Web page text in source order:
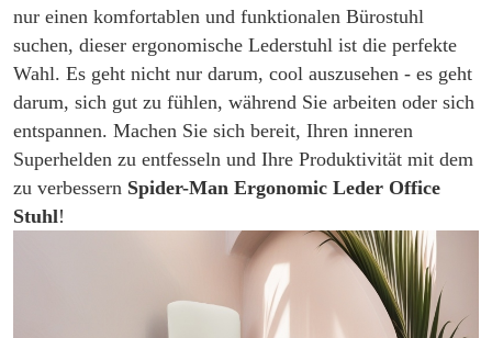
nur einen komfortablen und funktionalen Bürostuhl
suchen, dieser ergonomische Lederstuhl ist die perfekte
Wahl. Es geht nicht nur darum, cool auszusehen - es geht
darum, sich gut zu fühlen, während Sie arbeiten oder sich
entspannen. Machen Sie sich bereit, Ihren inneren
Superhelden zu entfesseln und Ihre Produktivität mit dem
zu verbessern Spider-Man Ergonomic Leder Office
Stuhl!